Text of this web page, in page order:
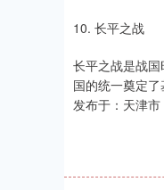
10. 长平之战
长平之战是战
国的统一奠定了
发布于：天津市